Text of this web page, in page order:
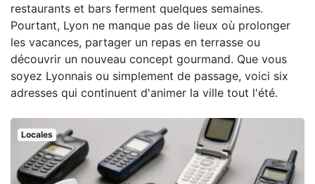
restaurants et bars ferment quelques semaines.
Pourtant, Lyon ne manque pas de lieux où prolonger
les vacances, partager un repas en terrasse ou
découvrir un nouveau concept gourmand. Que vous
soyez Lyonnais ou simplement de passage, voici six
adresses qui continuent d'animer la ville tout l'été.
Locales